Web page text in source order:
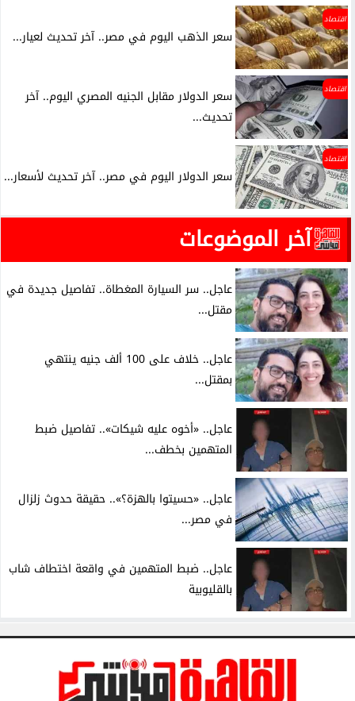
اقتصاد
سعر الذهب اليوم في مصر.. آخر تحديث لعيار...
اقتصاد
سعر الدولار مقابل الجنيه المصري اليوم.. آخر
تحديث...
اقتصاد
سعر الدولار اليوم في مصر.. آخر تحديث لأسعار...
آخر الموضوعات
عاجل.. سر السيارة المغطاة.. تفاصيل جديدة في
مقتل...
عاجل.. خلاف على 100 ألف جنيه ينتهي
بمقتل...
عاجل.. «أخوه عليه شيكات».. تفاصيل ضبط
المتهمين بخطف...
عاجل.. «حسيتوا بالهزة؟».. حقيقة حدوث زلزال
في مصر...
عاجل.. ضبط المتهمين في واقعة اختطاف شاب
بالقليوبية